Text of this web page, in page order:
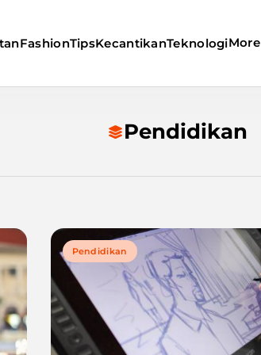
FashionTipsKecantikanTeknologiMore
Pendidikan
Pendidikan